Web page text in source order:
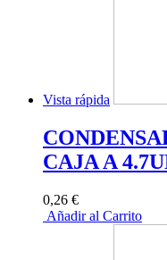
Vista rápida
CAJA A
0,26 €
Añadir al Carrito